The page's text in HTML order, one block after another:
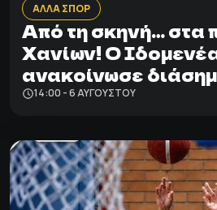
ΑΛΛΑ ΣΠΟΡ
Από τη σκηνή… στα
Χανίων! Ο
ανακοίνωσε
14:00 - 6 ΑΥΓΟΎΣΤΟΥ